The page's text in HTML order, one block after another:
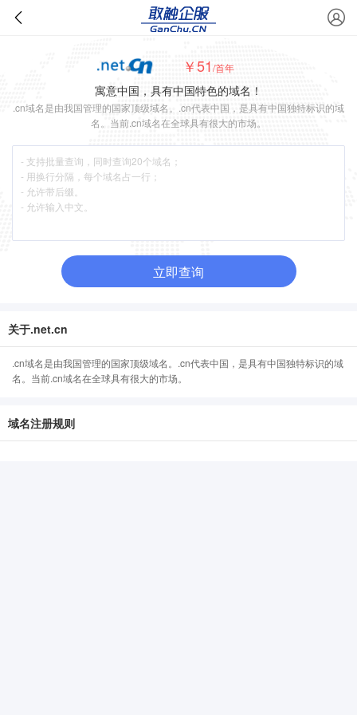
￥51/首年
寓意中国，具有中国特色的域名！
.cn域名是由我国管理的国家顶级域名。.cn代表中国，是具有中国独特标识的域
名。当前.cn域名在全球具有很大的市场。
立即查询
关于.net.cn
.cn域名是由我国管理的国家顶级域名。.cn代表中国，是具有中国独特标识的域
名。当前.cn域名在全球具有很大的市场。
域名注册规则